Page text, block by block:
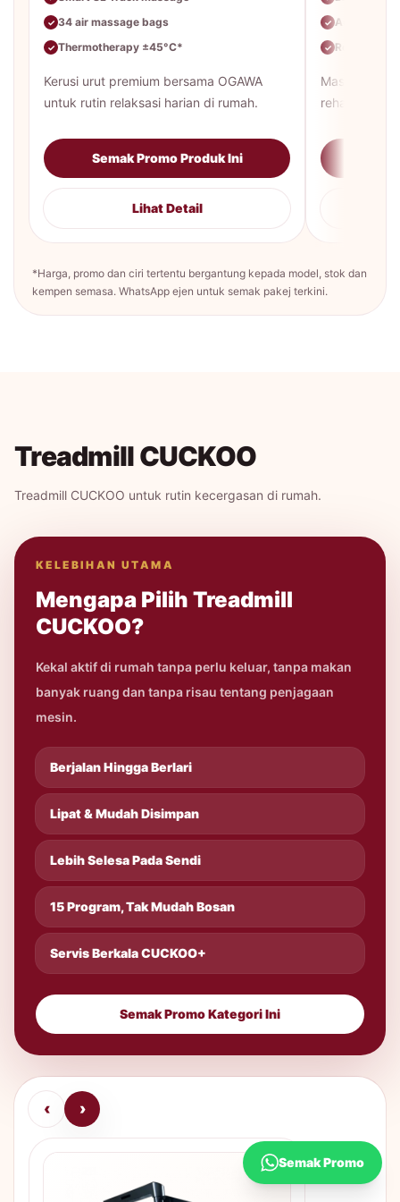
✓ 34 air massage bags
✓ Thermotherapy ±45°C*
Kerusi urut premium bersama OGAWA
untuk rutin relaksasi harian di rumah.
Semak Promo Produk Ini
Lihat Detail
✓ Auto
✓ Rekaan
Massage
rehat harian
*Harga, promo dan ciri tertentu bergantung kepada model, stok dan
kempen semasa. WhatsApp ejen untuk semak pakej terkini.
Treadmill CUCKOO
Treadmill CUCKOO untuk rutin kecergasan di rumah.
KELEBIHAN UTAMA
Mengapa Pilih Treadmill
CUCKOO?
Kekal aktif di rumah tanpa perlu keluar, tanpa makan
banyak ruang dan tanpa risau tentang penjagaan
mesin.
Berjalan Hingga Berlari
Lipat & Mudah Disimpan
Lebih Selesa Pada Sendi
15 Program, Tak Mudah Bosan
Servis Berkala CUCKOO+
Semak Promo Kategori Ini
‹ ›
Semak Promo